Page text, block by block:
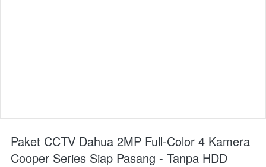
Paket CCTV Dahua 2MP Full-Color 4 Kamera
Cooper Series Siap Pasang - Tanpa HDD